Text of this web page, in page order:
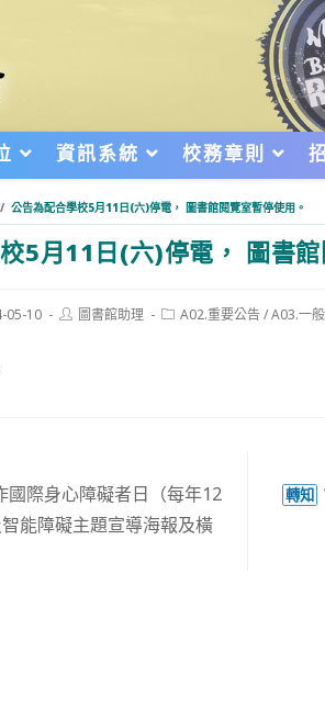
資訊系統 校務章則
/ 公告為配合學校5月11日(六)停電， 圖書館閱覽室暫停使用。
5月11日(六)停電， 圖書館
05-10
Post圖書館助理
PostA02.重要公告/A03.一
國際身心障礙者日（每年12
能障礙主題宣導海報及橫
轉知